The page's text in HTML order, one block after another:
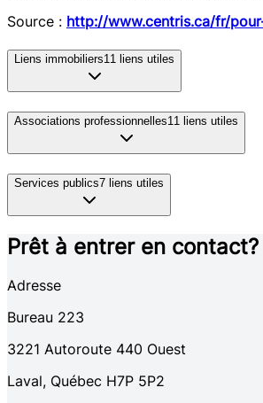
Source : http://www.centris.ca/fr/
Liens immobiliers11 liens utiles
Associations professionnelles11 liens utiles
Services publics7 liens utiles
Prêt à entrer en contact?
Adresse
Bureau 223
3221 Autoroute 440 Ouest
Laval, Québec H7P 5P2